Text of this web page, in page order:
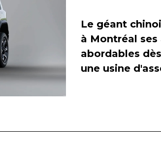
Le géant
à Montréal
abordables
une usine